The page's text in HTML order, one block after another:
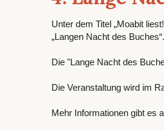
Unter dem Titel „Moabit
„Langen Nacht des Buches“.
Die "Lange Nacht des
Die Veranstaltung wird im
Mehr Informationen gibt es